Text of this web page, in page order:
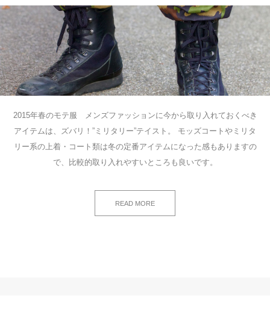
2015年春のモテ服 メンズファッションに今から取り入れておくべき
アイテムは、ズバリ！”ミリタリー”テイスト。 モッズコートやミリタ
リー系の上着・コート類は冬の定番アイテムになった感もありますの
で、比較的取り入れやすいところも良いです。
READ MORE